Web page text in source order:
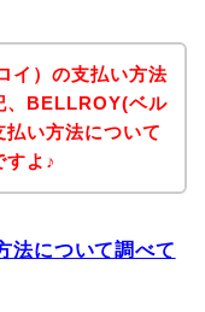
イ）の支払い方法
、BELLROY(ベル
払い方法について
すよ♪
法について調べて